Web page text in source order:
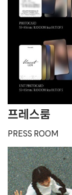
프레스룸
PRESS ROOM